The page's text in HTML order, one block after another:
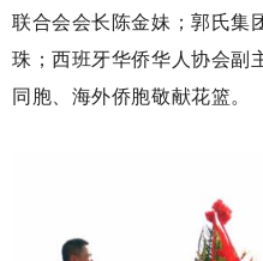
联合会会长陈金妹；郭氏集
珠；西班牙华侨华人协会副
同胞、海外侨胞敬献花篮。